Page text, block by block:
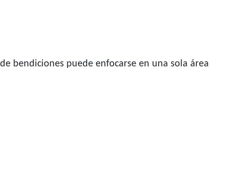
bendiciones puede enfocarse en una sola área